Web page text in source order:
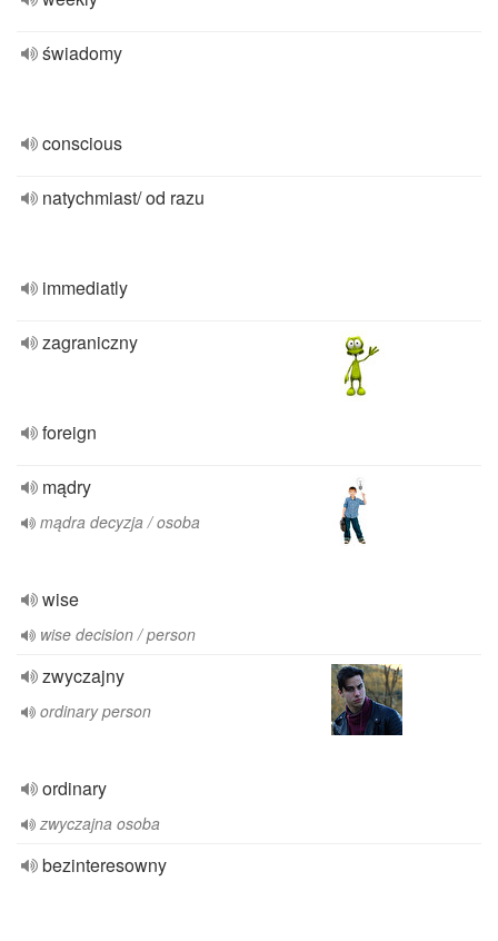
świadomy
conscious
natychmiast/ od razu
immediatly
zagraniczny
foreign
mądry
mądra decyzja / osoba
wise
wise decision / person
zwyczajny
ordinary person
ordinary
zwyczajna osoba
bezinteresowny